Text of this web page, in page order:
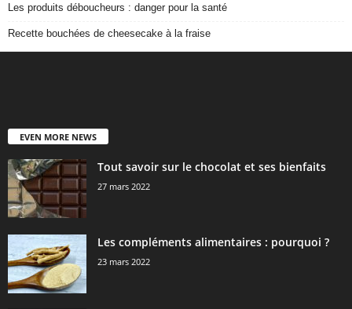
Les produits déboucheurs : danger pour la santé
Recette bouchées de cheesecake à la fraise
EVEN MORE NEWS
Tout savoir sur le chocolat et ses bienfaits
27 mars 2022
Les compléments alimentaires : pourquoi ?
23 mars 2022